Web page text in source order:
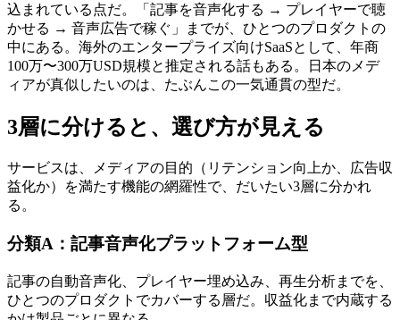
込まれている点だ。「記事を音声化する → プレイヤーで聴
かせる → 音声広告で稼ぐ」までが、ひとつのプロダクトの
中にある。海外のエンタープライズ向けSaaSとして、年商
100万〜300万USD規模と推定される話もある。日本のメデ
ィアが真似したいのは、たぶんこの一気通貫の型だ。
3層に分けると、選び方が見える
サービスは、メディアの目的（リテンション向上か、広告収
益化か）を満たす機能の網羅性で、だいたい3層に分かれ
る。
分類A：記事音声化プラットフォーム型
記事の自動音声化、プレイヤー埋め込み、再生分析までを、
ひとつのプロダクトでカバーする層だ。収益化まで内蔵する